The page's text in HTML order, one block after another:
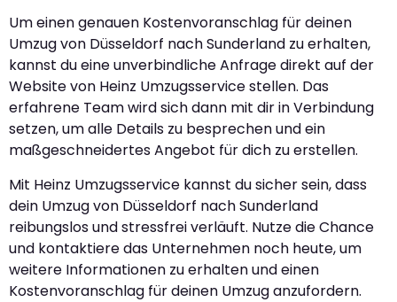
Um einen genauen Kostenvoranschlag für deinen
Umzug von Düsseldorf nach Sunderland zu erhalten,
kannst du eine unverbindliche Anfrage direkt auf der
Website von Heinz Umzugsservice stellen. Das
erfahrene Team wird sich dann mit dir in Verbindung
setzen, um alle Details zu besprechen und ein
maßgeschneidertes Angebot für dich zu erstellen.
Mit Heinz Umzugsservice kannst du sicher sein, dass
dein Umzug von Düsseldorf nach Sunderland
reibungslos und stressfrei verläuft. Nutze die Chance
und kontaktiere das Unternehmen noch heute, um
weitere Informationen zu erhalten und einen
Kostenvoranschlag für deinen Umzug anzufordern.